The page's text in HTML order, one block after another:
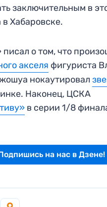
заключительным в
в Хабаровске.
о том, что
акселя фигуриста
нокаутировал
Наконец, ЦСКА
в серии 1/8
на нас в Дзене!